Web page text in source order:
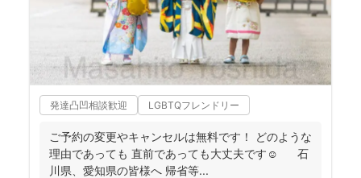
発達凸凹相談歓迎 LGBTQフレンドリー
ご予約の変更やキャンセルは無料です！ どのような
理由であっても 直前であっても大丈夫です☺️ 石
川県、愛知県の皆様へ 帰省等...